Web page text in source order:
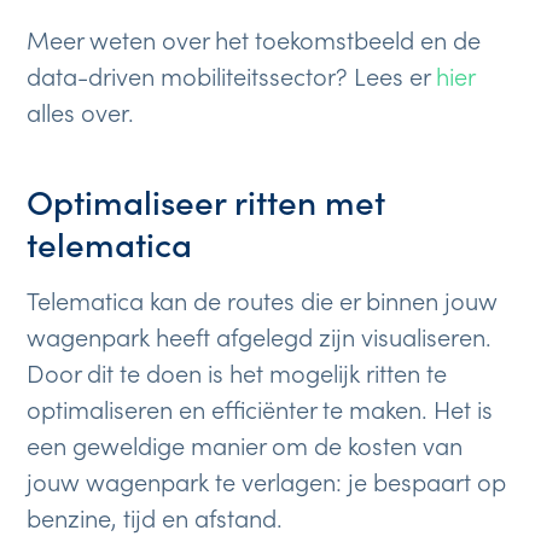
Meer weten over het toekomstbeeld en de
data-driven mobiliteitssector? Lees erhier
alles over.
Optimaliseer ritten met
telematica
Telematica kan de routes die er binnen jouw
wagenpark heeft afgelegd zijn visualiseren.
Door dit te doen is het mogelijk ritten te
optimaliseren en efficiënter te maken. Het is
een geweldige manier om de kosten van
jouw wagenpark te verlagen: je bespaart op
benzine, tijd en afstand.